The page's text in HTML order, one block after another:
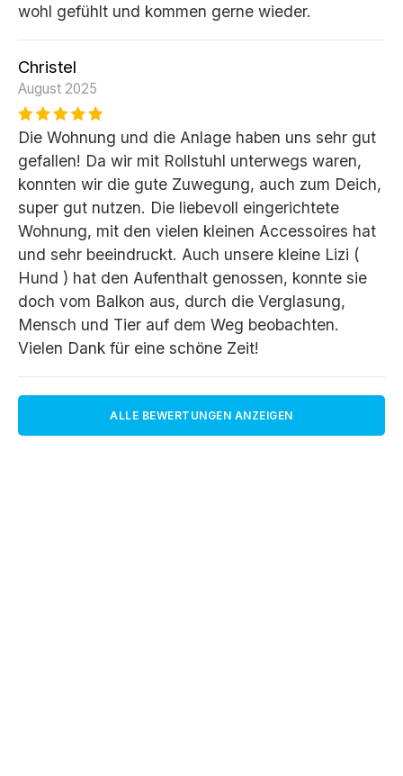
wohl gefühlt und kommen gerne wieder.
Christel
August 2025
Die Wohnung und die Anlage haben uns sehr gut
gefallen! Da wir mit Rollstuhl unterwegs waren,
konnten wir die gute Zuwegung, auch zum Deich,
super gut nutzen. Die liebevoll eingerichtete
Wohnung, mit den vielen kleinen Accessoires hat
und sehr beeindruckt. Auch unsere kleine Lizi (
Hund ) hat den Aufenthalt genossen, konnte sie
doch vom Balkon aus, durch die Verglasung,
Mensch und Tier auf dem Weg beobachten.
Vielen Dank für eine schöne Zeit!
ALLE BEWERTUNGEN ANZEIGEN